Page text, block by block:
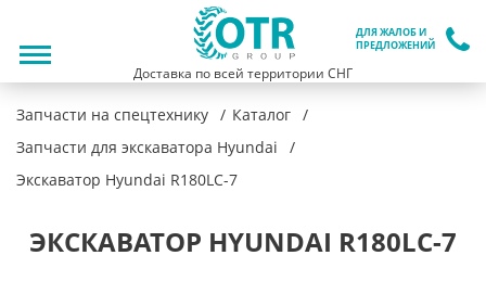
ДЛЯ ЖАЛОБ И
ПРЕДЛОЖЕНИЙ
Доставка по всей территории СНГ
Запчасти на спецтехнику
Каталог
Запчасти для экскаватора Hyundai
Экскаватор Hyundai R180LC-7
ЭКСКАВАТОР HYUNDAI R180LC-7